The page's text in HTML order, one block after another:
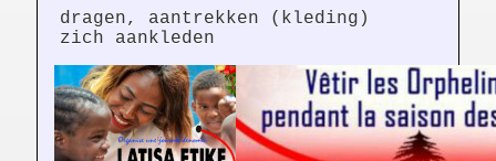
dragen, aantrekken (kleding)
zich aankleden